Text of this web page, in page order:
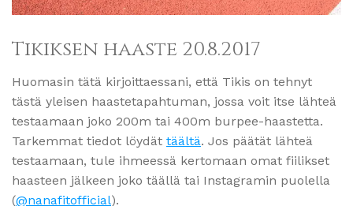
Tikiksen haaste 20.8.2017
Huomasin tätä kirjoittaessani, että Tikis on tehnyt
tästä yleisen haastetapahtuman, jossa voit itse lähteä
testaamaan joko 200m tai 400m burpee-haastetta.
Tarkemmat tiedot löydät täältä. Jos päätät lähteä
testaamaan, tule ihmeessä kertomaan omat fiilikset
haasteen jälkeen joko täällä tai Instagramin puolella
(@nanafitofficial).